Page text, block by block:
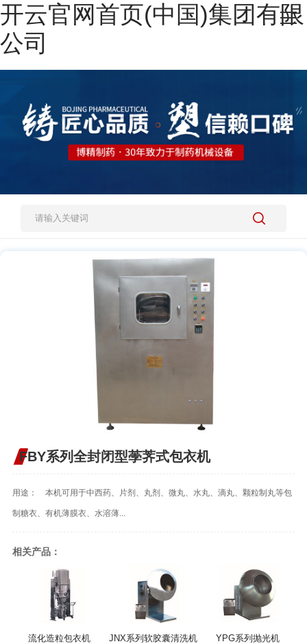
开云官网首页(中国)集团有限
公司
网站开云官网首页(中国)集团有限公司
热销产品
新闻资讯
人才招聘
开云官网开云官网首页(中国)集团有限公司(中国)集团有限公司
FBY系列全封闭型荸荠式包衣机
用途： 本机可用于中西药、片剂、丸剂、微丸、水丸、滴丸、颗粒制丸等包
制糖衣、有机薄膜衣、水溶薄...
相关产品：
流化造粒包衣机 JNX系列软胶囊清洗机 YPG系列抛光机